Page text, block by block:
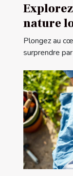
nature
Plongez au
surprendre